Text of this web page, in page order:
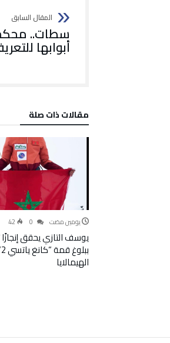
سطات..
أبوابها
‫مقالات ذات صلة‬
‫‫‫‏‫يومين مضت‬ 42
يوسف التازي يحقق إنجازًا
الهيمالايا